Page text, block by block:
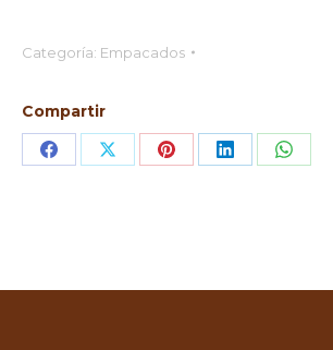
Categoría: Empacados
Compartir
Share Share Share Share Share